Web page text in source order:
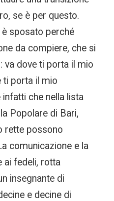
se è per questo.
è sposato perché
da compiere, che si
va dove ti porta il mio
ti porta il mio
che nella lista
Popolare di Bari,
rette possono
comunicazione e la
ai fedeli, rotta
insegnante di
e decine di